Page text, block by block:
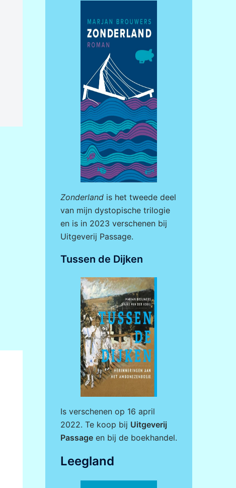
Zonderlandis het tweede deel
van mijn dystopische trilogie
en is in 2023 verschenen bij
Uitgeverij Passage.
Tussen de Dijken
Is verschenen op 16 april
2022. Te koop bij Uitgeverij
Passageen bij de boekhandel.
Leegland